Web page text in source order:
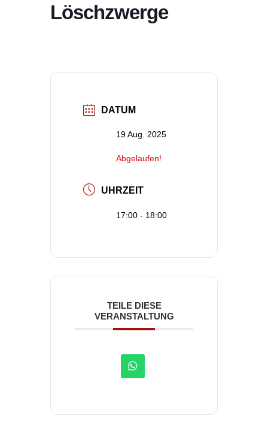
Löschzwerge
DATUM
19 Aug. 2025
Abgelaufen!
UHRZEIT
17:00 - 18:00
TEILE DIESE
VERANSTALTUNG